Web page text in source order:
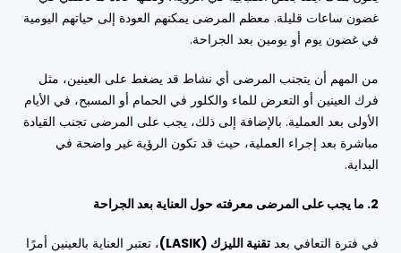
غضون ساعات قليلة. معظم المرضى يمكنهم العودة إلى حياتهم اليومية
في غضون يوم أو يومين بعد الجراحة.
من المهم أن يتجنب المرضى أي نشاط قد يضغط على العينين، مثل
فرك العينين أو التعرض للماء والكلور في الحمام أو المسبح، في الأيام
الأولى بعد العملية. بالإضافة إلى ذلك، يجب على المرضى تجنب القيادة
مباشرة بعد إجراء العملية، حيث قد تكون الرؤية غير واضحة في
البداية.
2. ما يجب على المرضى معرفته حول العناية بعد الجراحة
في فترة التعافي بعد تقنية الليزك (LASIK)
، تعتبر العناية بالعينين أمرًا